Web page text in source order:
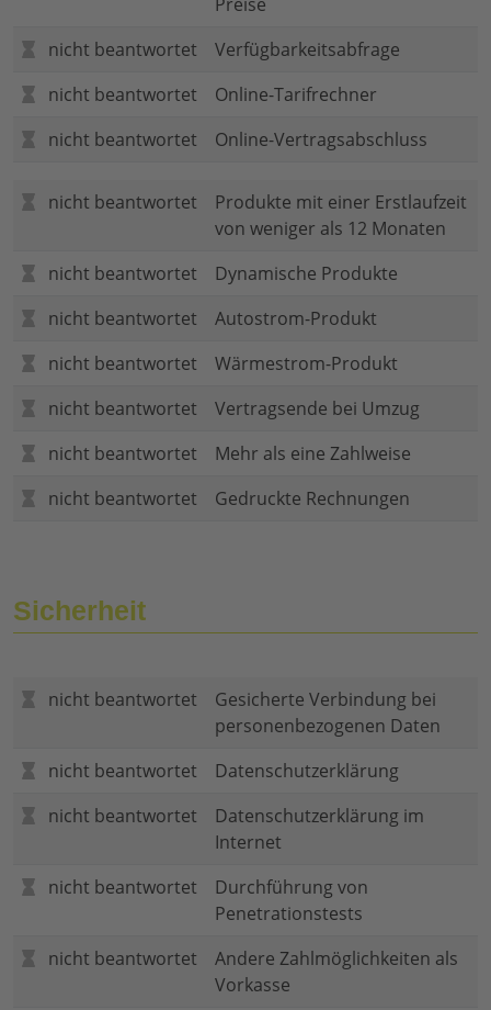
nicht beantwortet
Verfügbarkeitsabfrage
nicht beantwortet
Online-Tarifrechner
nicht beantwortet
Online-Vertragsabschluss
nicht beantwortet
Produkte mit einer Erstlaufzeit
von weniger als 12 Monaten
nicht beantwortet
Dynamische Produkte
nicht beantwortet
Autostrom-Produkt
nicht beantwortet
Wärmestrom-Produkt
nicht beantwortet
Vertragsende bei Umzug
nicht beantwortet
Mehr als eine Zahlweise
nicht beantwortet
Gedruckte Rechnungen
Sicherheit
nicht beantwortet
Gesicherte Verbindung bei
personenbezogenen Daten
nicht beantwortet
Datenschutzerklärung
nicht beantwortet
Datenschutzerklärung im
Internet
nicht beantwortet
Durchführung von
Penetrationstests
nicht beantwortet
Andere Zahlmöglichkeiten als
Vorkasse